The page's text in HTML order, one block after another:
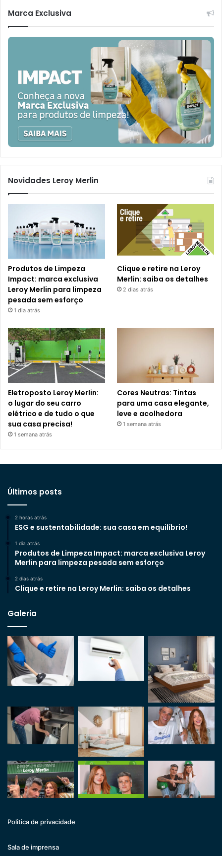
Marca Exclusiva
Novidades Leroy Merlin
Produtos de Limpeza
Impact: marca exclusiva
Leroy Merlin para limpeza
pesada sem esforço
1 dia atrás
Clique e retire na Leroy
Merlin: saiba os detalhes
2 dias atrás
Eletroposto Leroy Merlin:
o lugar do seu carro
elétrico e de tudo o que
sua casa precisa!
1 semana atrás
Cores Neutras: Tintas
para uma casa elegante,
leve e acolhedora
1 semana atrás
Últimos posts
2 horas atrás
ESG e sustentabilidade: sua casa em equilíbrio!
1 dia atrás
Produtos de Limpeza Impact: marca exclusiva Leroy
Merlin para limpeza pesada sem esforço
2 dias atrás
Clique e retire na Leroy Merlin: saiba os detalhes
Galeria
Politica de privacidade
Sala de imprensa